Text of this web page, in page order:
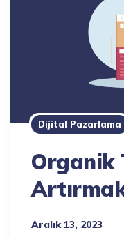
Dijital Pazarlama
Organik
Aralık 13, 2023